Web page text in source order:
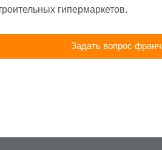
гипермаркетов.
Задать вопрос